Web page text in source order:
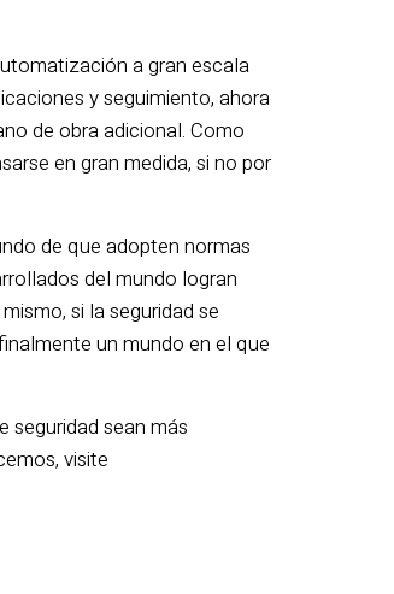
a gran escala
y seguimiento, ahora
de obra adicional. Como
en gran medida, si no por
de que adopten normas
del mundo logran
si la seguridad se
un mundo en el que
seguridad sean más
visite